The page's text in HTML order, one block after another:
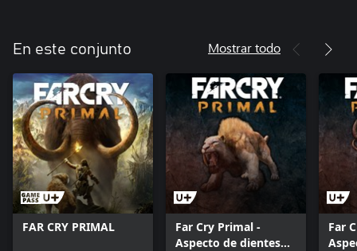
En este conjunto Mostrar todo
FAR CRY PRIMAL
Far Cry Primal -
Aspecto de dientes
Far